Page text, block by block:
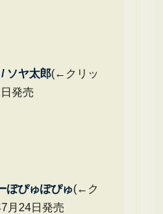
/ ソヤ太郎(←クリッ
発売
ぽぴゅぽぴゅ(←ク
月24日発売